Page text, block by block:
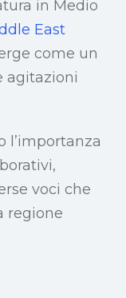
in Medio
East
come un
agitazioni
l’importanza
voci che
regione